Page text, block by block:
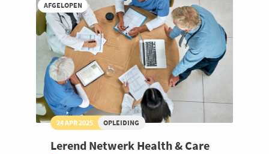
AFGELOPEN
24 APR 2025 OPLEIDING
Lerend Netwerk Health & Care